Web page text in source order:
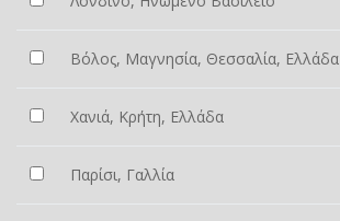
Βόλος, Μαγνησία, Θεσσαλία, Ελλάδα
Χανιά, Κρήτη, Ελλάδα
Παρίσι, Γαλλία